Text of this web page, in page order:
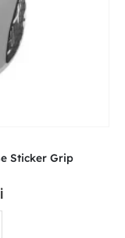
Sticker Grip